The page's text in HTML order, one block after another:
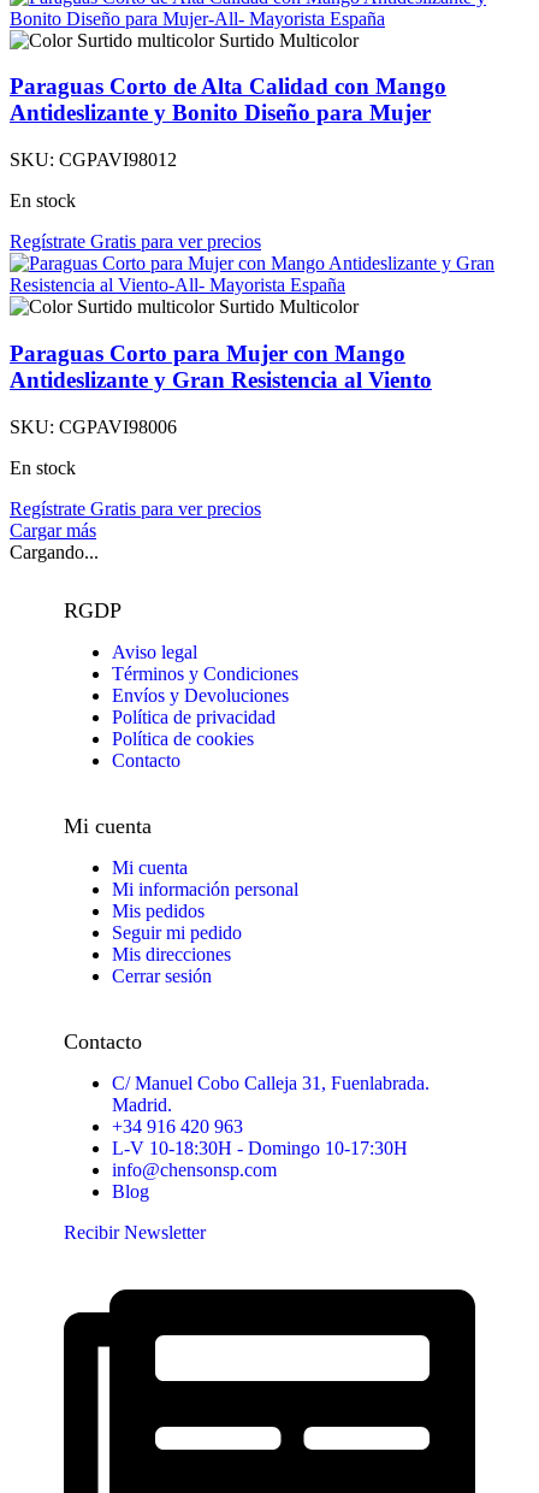
Surtido Multicolor
Paraguas Corto de Alta Calidad con Mango
Antideslizante y Bonito Diseño para Mujer
SKU: CGPAVI98012
En stock
Regístrate Gratis para ver precios
Surtido Multicolor
Paraguas Corto para Mujer con Mango
Antideslizante y Gran Resistencia al Viento
SKU: CGPAVI98006
En stock
Regístrate Gratis para ver precios
Cargar más
Cargando...
RGDP
Aviso legal
Términos y Condiciones
Envíos y Devoluciones
Política de privacidad
Política de cookies
Contacto
Mi cuenta
Mi cuenta
Mi información personal
Mis pedidos
Seguir mi pedido
Mis direcciones
Cerrar sesión
Contacto
C/ Manuel Cobo Calleja 31, Fuenlabrada.
Madrid.
+34 916 420 963
L-V 10-18:30H - Domingo 10-17:30H
info@chensonsp.com
Blog
Recibir Newsletter